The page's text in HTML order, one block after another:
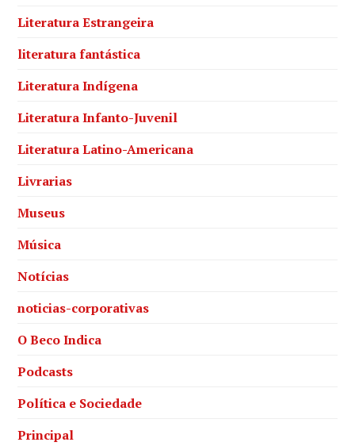
Literatura Estrangeira
literatura fantástica
Literatura Indígena
Literatura Infanto-Juvenil
Literatura Latino-Americana
Livrarias
Museus
Música
Notícias
noticias-corporativas
O Beco Indica
Podcasts
Política e Sociedade
Principal